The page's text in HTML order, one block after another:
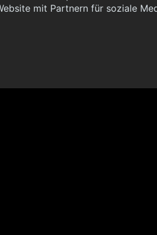
mit Partnern für soziale